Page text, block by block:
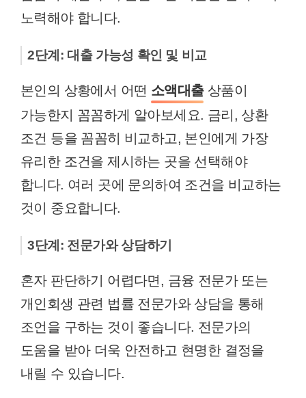
노력해야 합니다.
2단계: 대출 가능성 확인 및 비교
본인의 상황에서 어떤 소액대출상품이
가능한지 꼼꼼하게 알아보세요. 금리, 상환
조건 등을 꼼꼼히 비교하고, 본인에게 가장
유리한 조건을 제시하는 곳을 선택해야
합니다. 여러 곳에 문의하여 조건을 비교하는
것이 중요합니다.
3단계: 전문가와 상담하기
혼자 판단하기 어렵다면, 금융 전문가 또는
개인회생 관련 법률 전문가와 상담을 통해
조언을 구하는 것이 좋습니다. 전문가의
도움을 받아 더욱 안전하고 현명한 결정을
내릴 수 있습니다.